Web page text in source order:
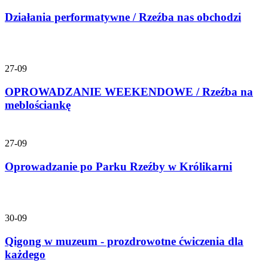
Działania performatywne / Rzeźba nas obchodzi
27-09
OPROWADZANIE WEEKENDOWE / Rzeźba na
meblościankę
27-09
Oprowadzanie po Parku Rzeźby w Królikarni
30-09
Qigong w muzeum - prozdrowotne ćwiczenia dla
każdego